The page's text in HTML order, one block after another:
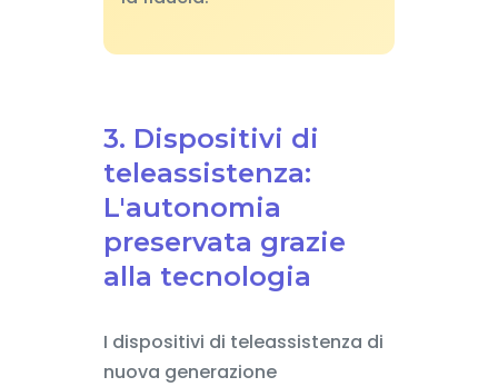
3. Dispositivi di
teleassistenza:
L'autonomia
preservata grazie
alla tecnologia
I dispositivi di teleassistenza di
nuova generazione